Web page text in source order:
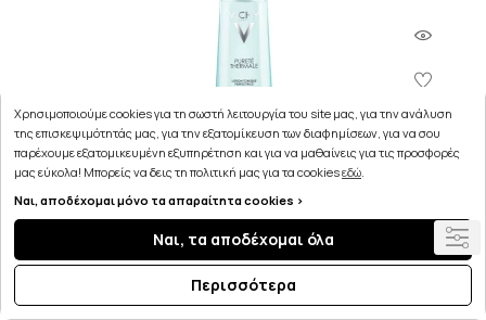
VICHY PURETE THERMALE Lotion Tonique Perfctrice
200ml
Χρησιμοποιούμε cookies για τη σωστή λειτουργία του site μας, για την ανάλυση
της επισκεψιμότητάς μας, για την εξατομίκευση των διαφημίσεων, για να σου
παρέχουμε εξατομικευμένη εξυπηρέτηση και για να μαθαίνεις για τις προσφορές
μας εύκολα! Μπορείς να δεις τη πολιτική μας για τα cookiesεδώ.
Ναι, αποδέχομαι μόνο τα απαραίτητα cookies >
Ναι, τα αποδέχομαι όλα
Περισσότερα